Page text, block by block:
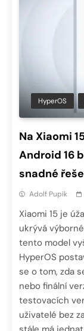
HyperOS
Na Xiaomi
Android 16
snadné
Adolf Pupík
Xiaomi 15 je
ukrývá
tento model
HyperOS
se o tom, zda
nebo finální
testovacích
uživatelé bez